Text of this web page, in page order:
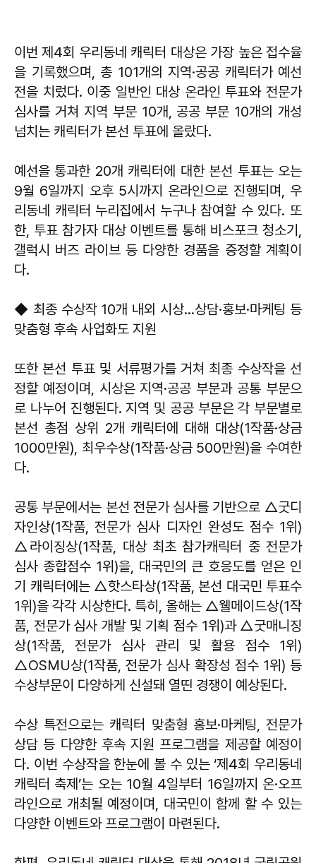
이번 제4회 우리동네 캐릭터 대상은 가장 높은 접수율
을 기록했으며, 총 101개의 지역·공공 캐릭터가 예선
전을 치렀다. 이중 일반인 대상 온라인 투표와 전문가
심사를 거쳐 지역 부문 10개, 공공 부문 10개의 개성
넘치는 캐릭터가 본선 투표에 올랐다.
예선을 통과한 20개 캐릭터에 대한 본선 투표는 오는
9월 6일까지 오후 5시까지 온라인으로 진행되며, 우
리동네 캐릭터 누리집에서 누구나 참여할 수 있다. 또
한, 투표 참가자 대상 이벤트를 통해 비스포크 청소기,
갤럭시 버즈 라이브 등 다양한 경품을 증정할 계획이
다.
◆ 최종 수상작 10개 내외 시상…상담·홍보·마케팅 등
맞춤형 후속 사업화도 지원
또한 본선 투표 및 서류평가를 거쳐 최종 수상작을 선
정할 예정이며, 시상은 지역·공공 부문과 공통 부문으
로 나누어 진행된다. 지역 및 공공 부문은 각 부문별로
본선 총점 상위 2개 캐릭터에 대해 대상(1작품·상금
1000만원), 최우수상(1작품·상금 500만원)을 수여한
다.
공통 부문에서는 본선 전문가 심사를 기반으로 △굿디
자인상(1작품, 전문가 심사 디자인 완성도 점수 1위)
△라이징상(1작품, 대상 최초 참가캐릭터 중 전문가
심사 종합점수 1위)을, 대국민의 큰 호응도를 얻은 인
기 캐릭터에는 △핫스타상(1작품, 본선 대국민 투표수
1위)을 각각 시상한다. 특히, 올해는 △웰메이드상(1작
품, 전문가 심사 개발 및 기획 점수 1위)과 △굿매니징
상(1작품, 전문가 심사 관리 및 활용 점수 1위)
△OSMU상(1작품, 전문가 심사 확장성 점수 1위) 등
수상부문이 다양하게 신설돼 열띤 경쟁이 예상된다.
수상 특전으로는 캐릭터 맞춤형 홍보·마케팅, 전문가
상담 등 다양한 후속 지원 프로그램을 제공할 예정이
다. 이번 수상작을 한눈에 볼 수 있는 ‘제4회 우리동네
캐릭터 축제’는 오는 10월 4일부터 16일까지 온·오프
라인으로 개최될 예정이며, 대국민이 함께 할 수 있는
다양한 이벤트와 프로그램이 마련된다.